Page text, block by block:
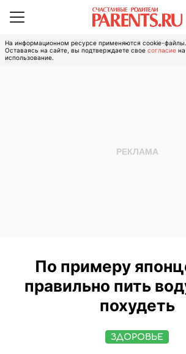
На информационном ресурсе применяются cookie-файлы.
Оставаясь на сайте, вы подтверждаете свое согласие
использование.
По примеру
правильно пить
похудеть
ЗДОРОВЬЕ